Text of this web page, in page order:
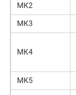
МК2
МК3
МК4
МК5